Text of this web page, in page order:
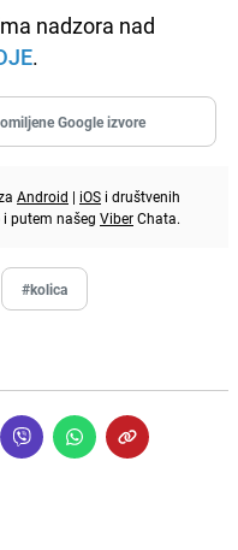
nadzora nad
.
Google izvore
Android | iOS i društvenih
i putem našeg ViberChata.
#kolica